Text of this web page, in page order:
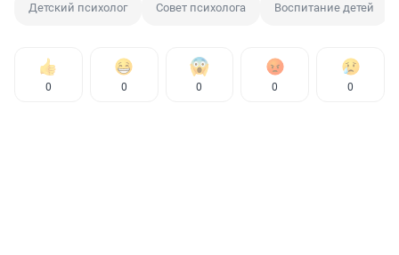
Детский психолог Совет психолога Воспитание детей
0 0 0 0 0